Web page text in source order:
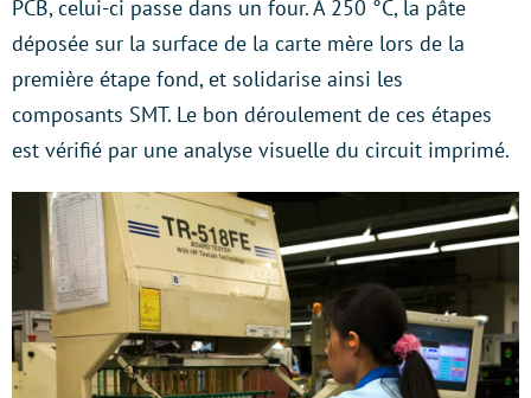
PCB, celui-ci passe dans un four. A 250 °C, la pâte
déposée sur la surface de la carte mère lors de la
première étape fond, et solidarise ainsi les
composants SMT. Le bon déroulement de ces étapes
est vérifié par une analyse visuelle du circuit imprimé.